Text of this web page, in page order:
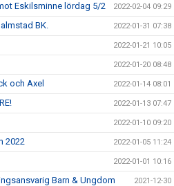
Eskilsminne lördag 5/2 2022-02-04 09:29
BK. 2022-01-31 07:38
2022-01-21 10:05
2022-01-20 08:48
och Axel 2022-01-14 08:01
2022-01-13 07:47
2022-01-10 09:20
2022 2022-01-05 11:24
2022-01-01 10:16
Barn & Ungdom 2021-12-30